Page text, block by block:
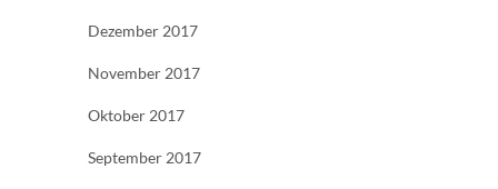
Dezember 2017
November 2017
Oktober 2017
September 2017